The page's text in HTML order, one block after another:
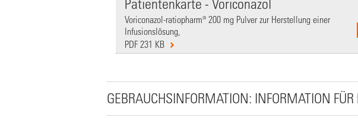
Patientenkarte - Voriconazol
Voriconazol-ratiopharm® 200 mg Pulver zur Herstellung einer
Infusionslösung,
PDF 231 KB
GEBRAUCHSINFORMATION: INFORMATION FÜR